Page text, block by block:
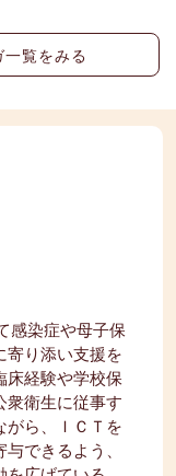
覧をみる
感染症や母子保
寄り添い支援を
床経験や学校保
衆衛生に従事す
がら、ＩＣＴを
できるよう、